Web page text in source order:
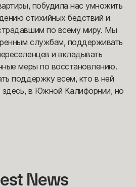
побудила нас умножить
стихийных бедствий и
по всему миру. Мы
службам, поддерживать
и вкладывать
меры по восстановлению.
поддержку всем, кто в ней
здесь, в Южной Калифорнии, но
News